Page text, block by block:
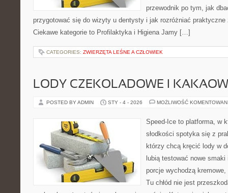
przewodnik po tym, jak
przygotować się do wizyty u dentysty i jak rozróżniać praktyczne
Ciekawe kategorie to Profilaktyka i Higiena Jamy […]
CATEGORIES: ZWIERZĘTA LEŚNE A CZŁOWIEK
LODY CZEKOLADOWE I
POSTED BY ADMIN STY - 4 - 2026 MOŻLIWOŚĆ
Speed-Ice to platforma, w
słodkości spotyka się z
którzy chcą kręcić lody w
lubią testować nowe
porcje wychodzą
Tu chłód nie jest